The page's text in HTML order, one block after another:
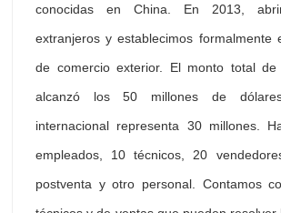
conocidas en China. En 2013,
extranjeros y establecimos formalmente
de comercio exterior. El monto total de
alcanzó los 50 millones de
internacional representa 30 millones.
empleados, 10 técnicos, 20
postventa y otro personal. Contamos